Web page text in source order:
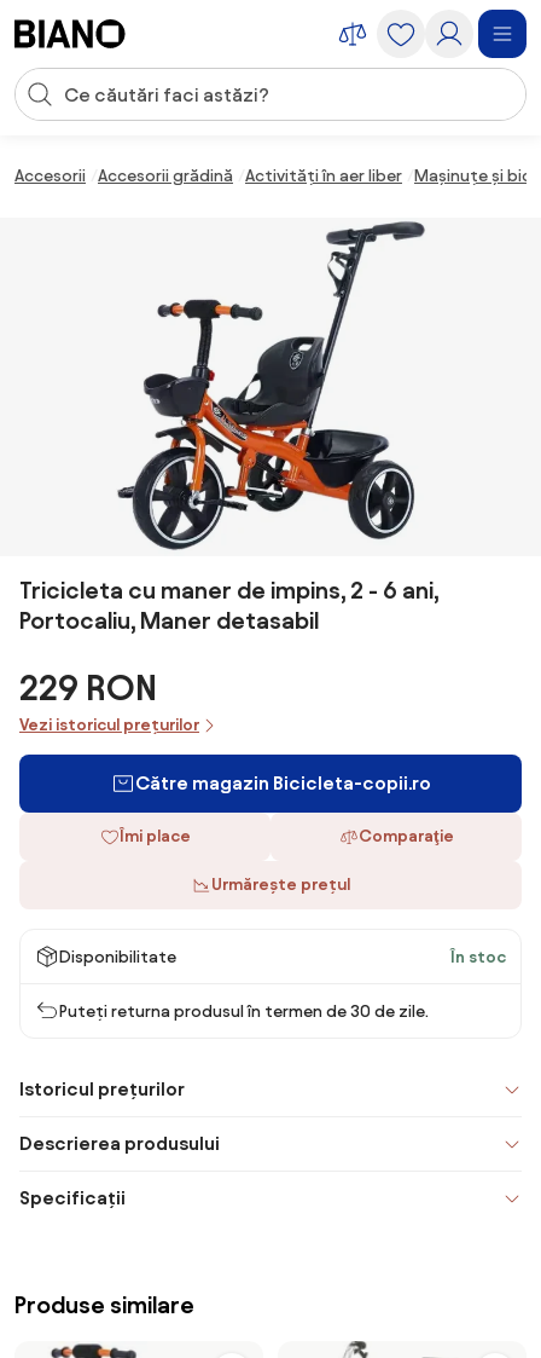
Introducerea căutării
Accesorii Accesorii grădină Activități în aer liber Mașinuțe și
Tricicleta cu maner de impins, 2 - 6 ani,
Portocaliu, Maner detasabil
229 RON
Vezi istoricul prețurilor
Către magazin Bicicleta-copii.ro
Îmi place Comparaţie
Urmărește prețul
Disponibilitate În stoc
Puteți returna produsul în termen de 30 de zile.
Istoricul prețurilor
Descrierea produsului
Specificații
Produse similare